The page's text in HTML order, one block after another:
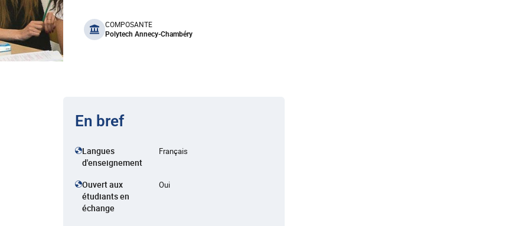
benefits
COMPOSANTE
Polytech Annecy-Chambéry
En bref
Langues
d'enseignement
Français
Ouvert aux
étudiants en
échange
Oui